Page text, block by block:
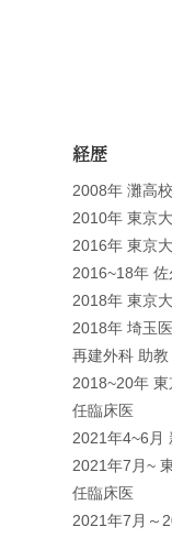
経歴
2008年 灘高
2010年 東京
2016年 東京
2016~18年
2018年 東京
2018年 埼玉
再建外科 助教
2018~20年
任臨床医
2021年4~6月
2021年7月~
任臨床医
2021年7月～